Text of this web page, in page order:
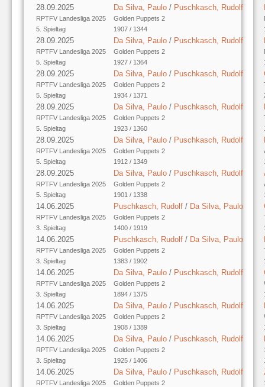
28.09.2025
RPTFV Landesliga 2025
5. Spieltag
Da Silva, Paulo / Puschkasch, Rudolf
Golden Puppets 2
1907 / 1344
28.09.2025
RPTFV Landesliga 2025
5. Spieltag
Da Silva, Paulo / Puschkasch, Rudolf
Golden Puppets 2
1927 / 1364
28.09.2025
RPTFV Landesliga 2025
5. Spieltag
Da Silva, Paulo / Puschkasch, Rudolf
Golden Puppets 2
1934 / 1371
28.09.2025
RPTFV Landesliga 2025
5. Spieltag
Da Silva, Paulo / Puschkasch, Rudolf
Golden Puppets 2
1923 / 1360
28.09.2025
RPTFV Landesliga 2025
5. Spieltag
Da Silva, Paulo / Puschkasch, Rudolf
Golden Puppets 2
1912 / 1349
28.09.2025
RPTFV Landesliga 2025
5. Spieltag
Da Silva, Paulo / Puschkasch, Rudolf
Golden Puppets 2
1901 / 1338
14.06.2025
RPTFV Landesliga 2025
3. Spieltag
Puschkasch, Rudolf / Da Silva, Paulo
Golden Puppets 2
1400 / 1919
14.06.2025
RPTFV Landesliga 2025
3. Spieltag
Puschkasch, Rudolf / Da Silva, Paulo
Golden Puppets 2
1383 / 1902
14.06.2025
RPTFV Landesliga 2025
3. Spieltag
Da Silva, Paulo / Puschkasch, Rudolf
Golden Puppets 2
1894 / 1375
14.06.2025
RPTFV Landesliga 2025
3. Spieltag
Da Silva, Paulo / Puschkasch, Rudolf
Golden Puppets 2
1908 / 1389
14.06.2025
RPTFV Landesliga 2025
3. Spieltag
Da Silva, Paulo / Puschkasch, Rudolf
Golden Puppets 2
1925 / 1406
14.06.2025
RPTFV Landesliga 2025
Da Silva, Paulo / Puschkasch, Rudolf
Golden Puppets 2